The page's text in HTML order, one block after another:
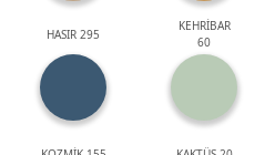
HASIR 295
KEHRİBAR
60